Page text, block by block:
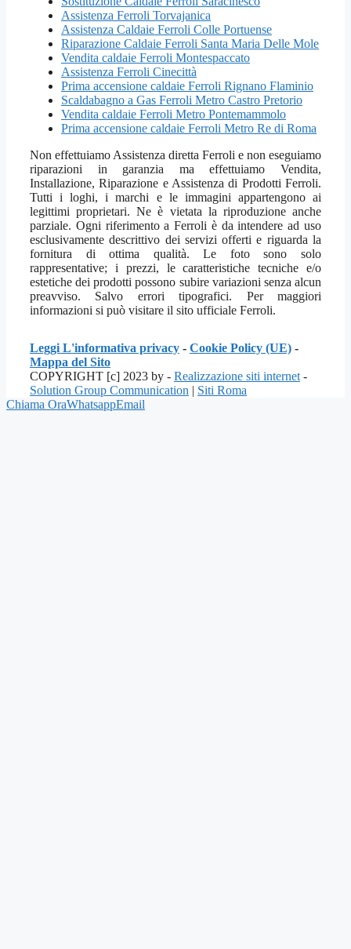
Assistenza Ferroli Torvajanica
Assistenza Caldaie Ferroli Colle Portuense
Riparazione Caldaie Ferroli Santa Maria Delle Mole
Vendita caldaie Ferroli Montespaccato
Assistenza Ferroli Cinecittà
Prima accensione caldaie Ferroli Rignano Flaminio
Scaldabagno a Gas Ferroli Metro Castro Pretorio
Vendita caldaie Ferroli Metro Pontemammolo
Prima accensione caldaie Ferroli Metro Re di Roma
Non effettuiamo Assistenza diretta Ferroli e non eseguiamo
riparazioni in garanzia ma effettuiamo Vendita,
Installazione, Riparazione e Assistenza di Prodotti Ferroli.
Tutti i loghi, i marchi e le immagini appartengono ai
legittimi proprietari. Ne è vietata la riproduzione anche
parziale. Ogni riferimento a Ferroli è da intendere ad uso
esclusivamente descrittivo dei servizi offerti e riguarda la
fornitura di ottima qualità. Le foto sono solo
rappresentative; i prezzi, le caratteristiche tecniche e/o
estetiche dei prodotti possono subire variazioni senza alcun
preavviso. Salvo errori tipografici. Per maggiori
informazioni si può visitare il sito ufficiale Ferroli.
Leggi L'informativa privacy - Cookie Policy (UE) -
Mappa del Sito
COPYRIGHT [c] 2023 by - Realizzazione siti internet -
Solution Group Communication | Siti Roma
Chiama OraWhatsappEmail